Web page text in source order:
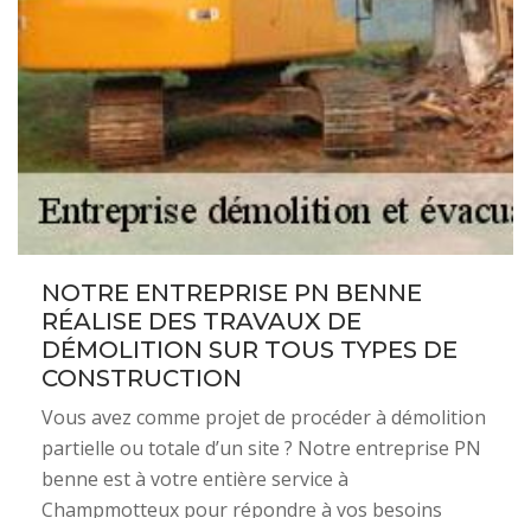
NOTRE ENTREPRISE PN BENNE
RÉALISE DES TRAVAUX DE
DÉMOLITION SUR TOUS TYPES DE
CONSTRUCTION
Vous avez comme projet de procéder à démolition
partielle ou totale d’un site ? Notre entreprise PN
benne est à votre entière service à
Champmotteux pour répondre à vos besoins